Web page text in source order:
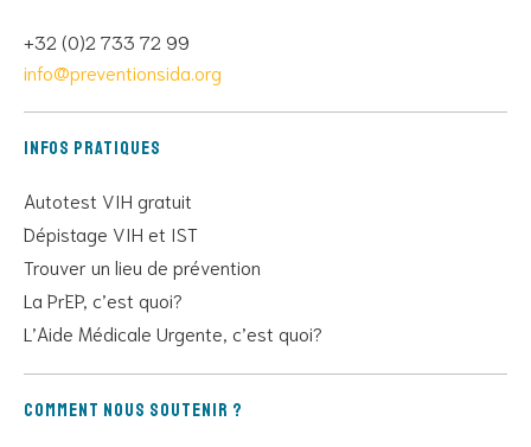
+32 (0)2 733 72 99
info@preventionsida.org
Infos pratiques
Autotest VIH gratuit
Dépistage VIH et IST
Trouver un lieu de prévention
La PrEP, c’est quoi?
L’Aide Médicale Urgente, c’est quoi?
Comment nous soutenir ?